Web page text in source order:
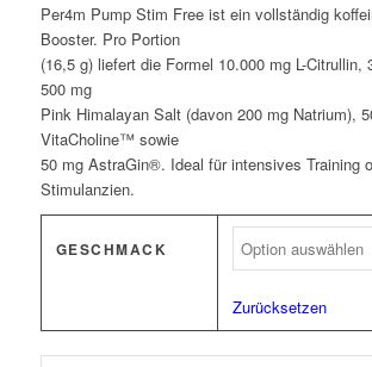
Per4m Pump Stim Free ist ein vollständig
Booster. Pro Portion
(16,5 g) liefert die Formel 10.000 mg L-Citrullin,
500 mg
Pink Himalayan Salt (davon 200 mg Natrium),
VitaCholine™ sowie
50 mg AstraGin®. Ideal für intensives Training
Stimulanzien.
GESCHMACK
Zurücksetzen